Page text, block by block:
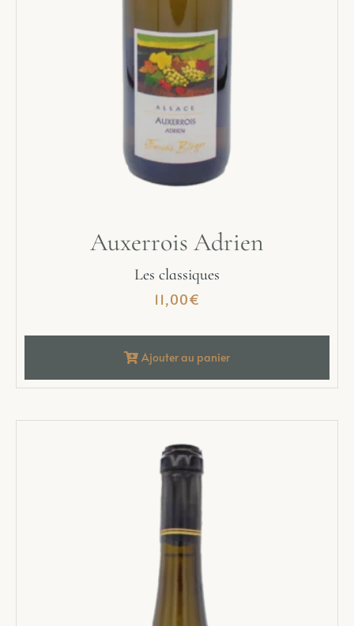
Auxerrois Adrien
Les classiques
11,00€
Ajouter au panier